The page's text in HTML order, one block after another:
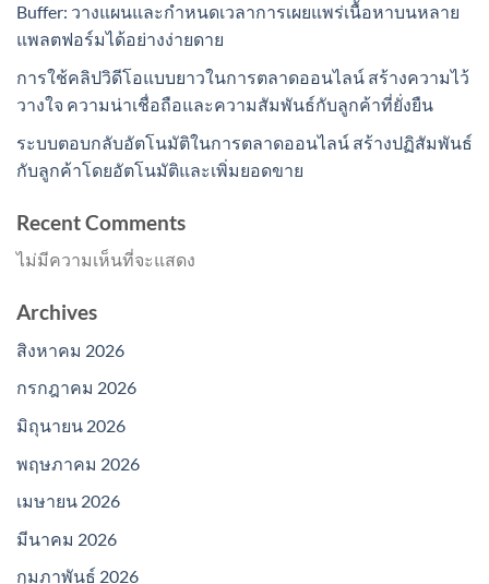
Buffer: วางแผนและกำหนดเวลาการเผยแพร่เนื้อหาบนหลาย
แพลตฟอร์มได้อย่างง่ายดาย
การใช้คลิปวิดีโอแบบยาวในการตลาดออนไลน์ สร้างความไว้
วางใจ ความน่าเชื่อถือและความสัมพันธ์กับลูกค้าที่ยั่งยืน
ระบบตอบกลับอัตโนมัติในการตลาดออนไลน์ สร้างปฏิสัมพันธ์
กับลูกค้าโดยอัตโนมัติและเพิ่มยอดขาย
Recent Comments
ไม่มีความเห็นที่จะแสดง
Archives
สิงหาคม 2026
กรกฎาคม 2026
มิถุนายน 2026
พฤษภาคม 2026
เมษายน 2026
มีนาคม 2026
กุมภาพันธ์ 2026